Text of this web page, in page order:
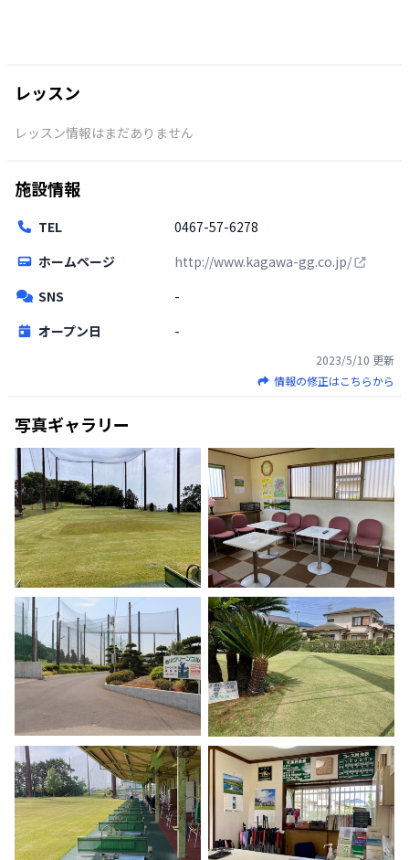
レッスン
レッスン情報はまだありません
施設情報
TEL
0467-57-6278
ホームページ
http://www.kagawa-gg.co.jp/
SNS
-
オープン日
-
2023/5/10 更新
情報の修正はこちらから
写真ギャラリー